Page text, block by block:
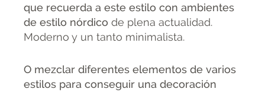
que recuerda a este estilo con ambientes
de estilo nórdico de plena actualidad.
Moderno y un tanto minimalista.
O mezclar diferentes elementos de varios
estilos para conseguir una decoración